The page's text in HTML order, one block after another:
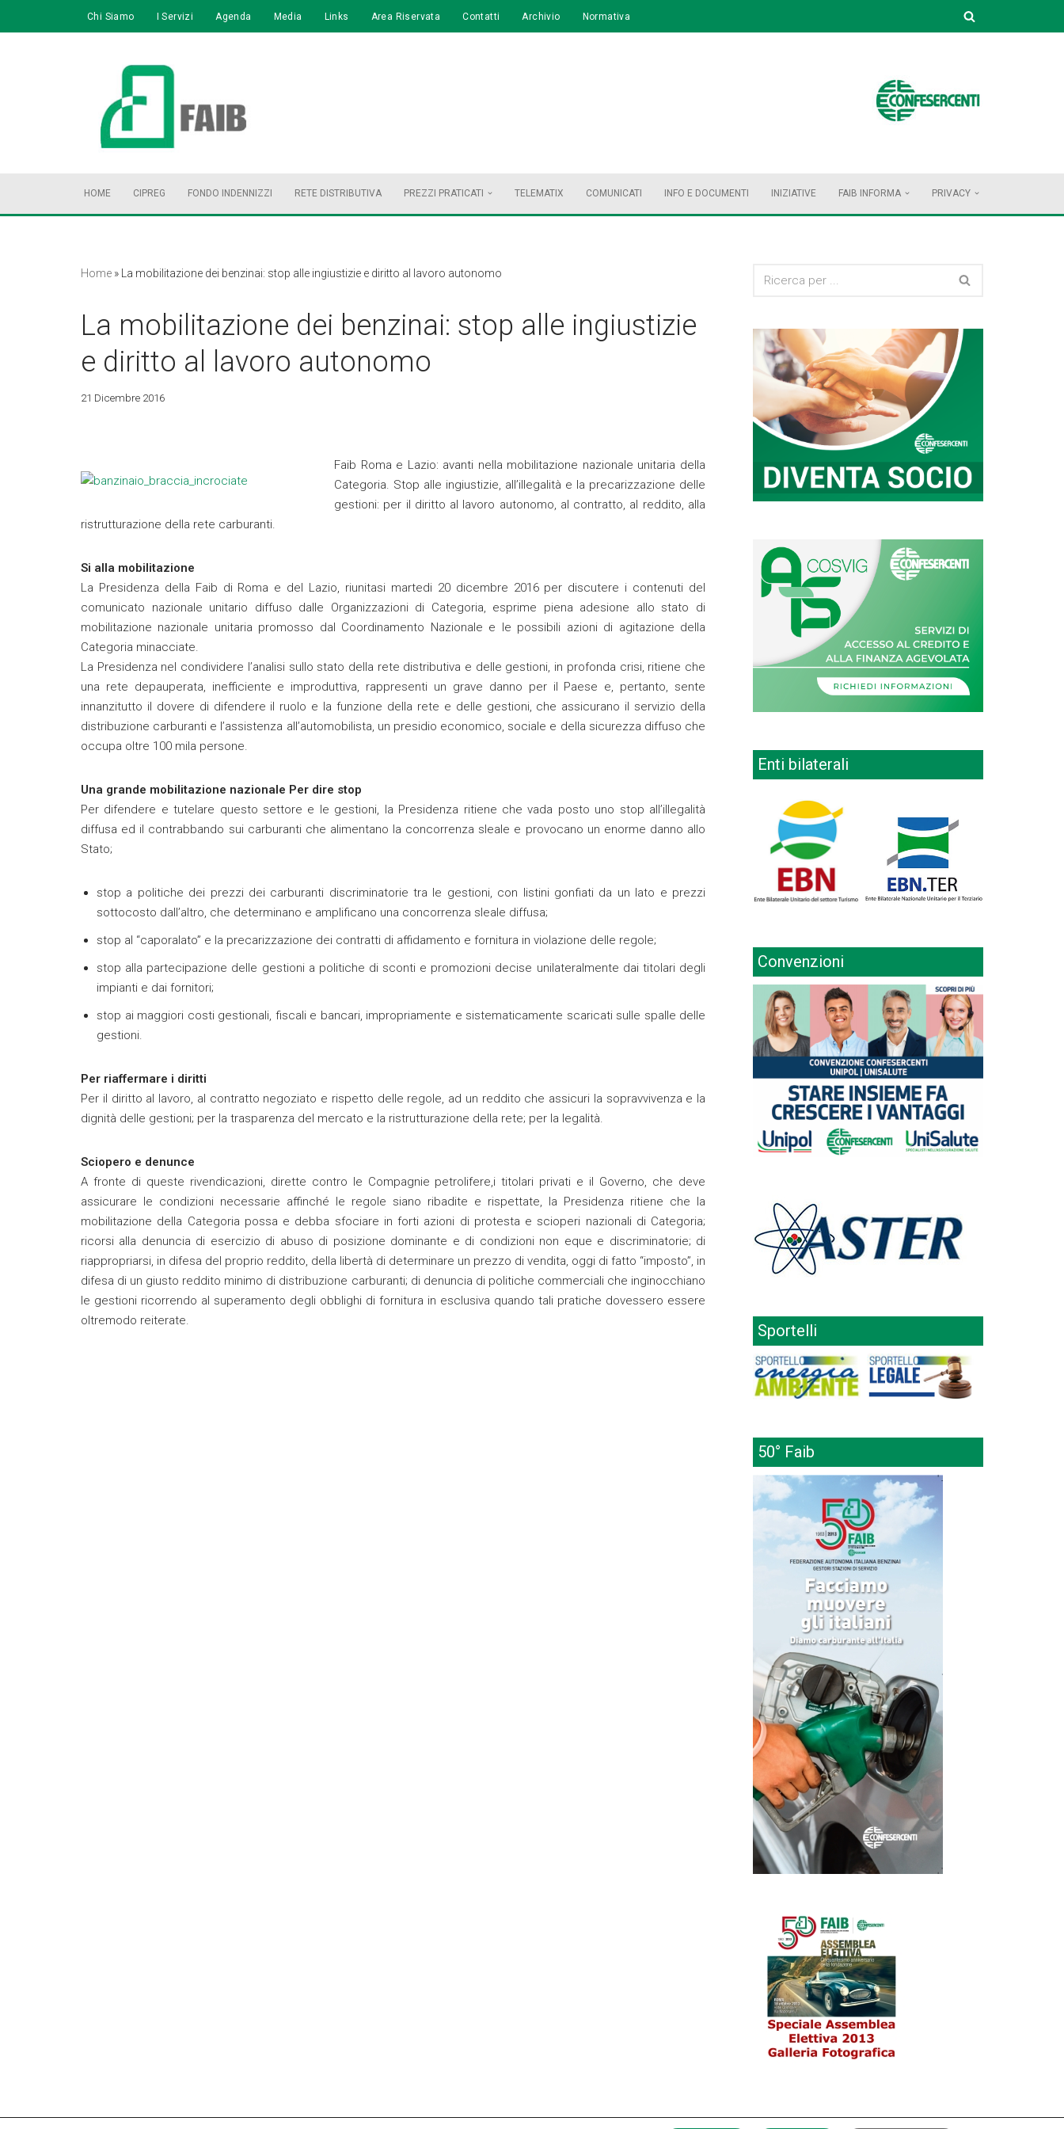
Chi Siamo I Servizi Agenda Media Links Area Riservata Contatti Archivio Normativa
HOME CIPREG FONDO INDENNIZZI RETE DISTRIBUTIVA PREZZI PRATICATI TELEMATIX COMUNICATI INFO E DOCUMENTI INIZIATIVE FAIB INFORMA PRIVACY
Home » La mobilitazione dei benzinai: stop alle ingiustizie e diritto al lavoro autonomo
La mobilitazione dei benzinai: stop alle ingiustizie
e diritto al lavoro autonomo
21 Dicembre 2016
Faib Roma e Lazio: avanti nella mobilitazione nazionale unitaria della
Categoria. Stop alle ingiustizie, all’illegalità e la precarizzazione delle
gestioni: per il diritto al lavoro autonomo, al contratto, al reddito, alla
ristrutturazione della rete carburanti.
Si alla mobilitazione
La Presidenza della Faib di Roma e del Lazio, riunitasi martedi 20 dicembre 2016 per discutere i contenuti del
comunicato nazionale unitario diffuso dalle Organizzazioni di Categoria, esprime piena adesione allo stato di
mobilitazione nazionale unitaria promosso dal Coordinamento Nazionale e le possibili azioni di agitazione della
Categoria minacciate.
La Presidenza nel condividere l’analisi sullo stato della rete distributiva e delle gestioni, in profonda crisi, ritiene che
una rete depauperata, inefficiente e improduttiva, rappresenti un grave danno per il Paese e, pertanto, sente
innanzitutto il dovere di difendere il ruolo e la funzione della rete e delle gestioni, che assicurano il servizio della
distribuzione carburanti e l’assistenza all’automobilista, un presidio economico, sociale e della sicurezza diffuso che
occupa oltre 100 mila persone.
Una grande mobilitazione nazionale Per dire stop
Per difendere e tutelare questo settore e le gestioni, la Presidenza ritiene che vada posto uno stop all’illegalità
diffusa ed il contrabbando sui carburanti che alimentano la concorrenza sleale e provocano un enorme danno allo
Stato;
stop a politiche dei prezzi dei carburanti discriminatorie tra le gestioni, con listini gonfiati da un lato e prezzi
sottocosto dall’altro, che determinano e amplificano una concorrenza sleale diffusa;
stop al “caporalato” e la precarizzazione dei contratti di affidamento e fornitura in violazione delle regole;
stop alla partecipazione delle gestioni a politiche di sconti e promozioni decise unilateralmente dai titolari degli
impianti e dai fornitori;
stop ai maggiori costi gestionali, fiscali e bancari, impropriamente e sistematicamente scaricati sulle spalle delle
gestioni.
Per riaffermare i diritti
Per il diritto al lavoro, al contratto negoziato e rispetto delle regole, ad un reddito che assicuri la sopravvivenza e la
dignità delle gestioni; per la trasparenza del mercato e la ristrutturazione della rete; per la legalità.
Sciopero e denunce
A fronte di queste rivendicazioni, dirette contro le Compagnie petrolifere,i titolari privati e il Governo, che deve
assicurare le condizioni necessarie affinché le regole siano ribadite e rispettate, la Presidenza ritiene che la
mobilitazione della Categoria possa e debba sfociare in forti azioni di protesta e scioperi nazionali di Categoria;
ricorsi alla denuncia di esercizio di abuso di posizione dominante e di condizioni non eque e discriminatorie; di
riappropriarsi, in difesa del proprio reddito, della libertà di determinare un prezzo di vendita, oggi di fatto “imposto”, in
difesa di un giusto reddito minimo di distribuzione carburanti; di denuncia di politiche commerciali che inginocchiano
le gestioni ricorrendo al superamento degli obblighi di fornitura in esclusiva quando tali pratiche dovessero essere
oltremodo reiterate.
Enti bilaterali
Convenzioni
Sportelli
50° Faib